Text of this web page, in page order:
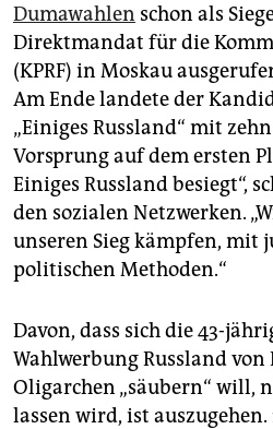
genossenschaft
epaper login
Dumawahlen schon als
Direktmandat für die
(KPRF) in Moskau
Am Ende landete der
„Einiges Russland“ mit
Vorsprung auf dem ersten
Einiges Russland besiegt“,
den sozialen Netzwerken.
unseren Sieg kämpfen, mit
politischen Methoden.“
Davon, dass sich die 43-
Wahlwerbung Russland
Oligarchen „säubern“ will,
lassen wird, ist auszugehen.